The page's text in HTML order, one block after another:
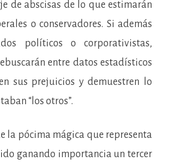
de abscisas de lo que estimarán
o conservadores. Si además
políticos o corporativistas,
entre datos estadísticos
sus prejuicios y demuestren lo
“los otros”.
la pócima mágica que representa
ganando importancia un tercer